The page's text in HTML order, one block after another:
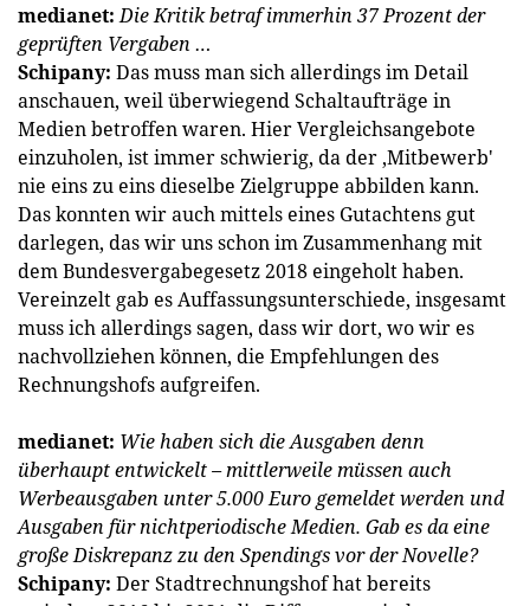
medianet:Die Kritik betraf immerhin 37 Prozent der
geprüften Vergaben …
Schipany: Das muss man sich allerdings im Detail
anschauen, weil überwiegend Schaltaufträge in
Medien betroffen waren. Hier Vergleichsangebote
einzuholen, ist immer schwierig, da der ‚Mitbewerb'
nie eins zu eins dieselbe Zielgruppe abbilden kann.
Das konnten wir auch mittels eines Gutachtens gut
darlegen, das wir uns schon im Zusammenhang mit
dem Bundesvergabegesetz 2018 eingeholt haben.
Vereinzelt gab es Auffassungsunterschiede, insgesamt
muss ich allerdings sagen, dass wir dort, wo wir es
nachvollziehen können, die Empfehlungen des
Rechnungshofs aufgreifen.
medianet: Wie haben sich die Ausgaben denn
überhaupt entwickelt – mittlerweile müssen auch
Werbeausgaben unter 5.000 Euro gemeldet werden und
Ausgaben für nichtperiodische Medien. Gab es da eine
große Diskrepanz zu den Spendings vor der Novelle?
Schipany: Der Stadtrechnungshof hat bereits